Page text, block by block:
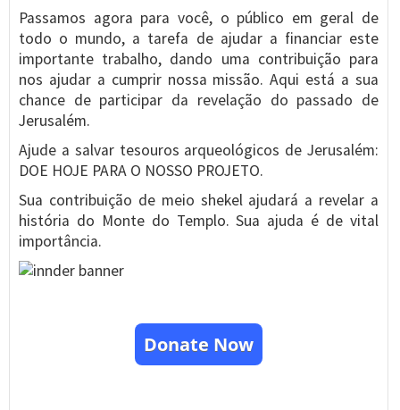
Passamos agora para você, o público em geral de
todo o mundo, a tarefa de ajudar a financiar este
importante trabalho, dando uma contribuição para
nos ajudar a cumprir nossa missão. Aqui está a sua
chance de participar da revelação do passado de
Jerusalém.
Ajude a salvar tesouros arqueológicos de Jerusalém:
DOE HOJE PARA O NOSSO PROJETO.
Sua contribuição de meio shekel ajudará a revelar a
história do Monte do Templo. Sua ajuda é de vital
importância.
Donate Now